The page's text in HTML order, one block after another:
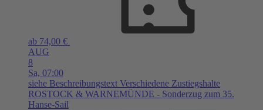
ab 74,00 €
AUG
8
Sa, 07:00
siehe Beschreibungstext Verschiedene Zustiegshalte
ROSTOCK & WARNEMÜNDE - Sonderzug zum 35.
Hanse-Sail